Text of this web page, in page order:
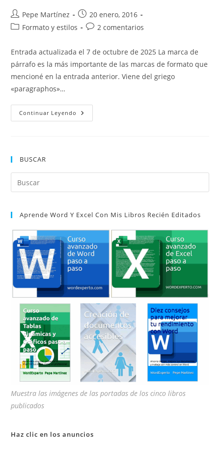
Autor
de
Pepe Martínez
Publicación
de
20 enero, 2016
Categoría
la
entrada:
Formato y estilos
Comentarios
la
entrada:
2 comentarios
Entrada actualizada el 7 de octubre de 2025 La marca de
párrafo es la más importante de las marcas de formato que
mencioné en la entrada anterior. Viene del griego
«paragraphos»…
Continuar Leyendo Marca
De
Qué
BUSCAR
Aprende Word Y Excel Con Mis Libros Recién Editados
Muestra las imágenes de las portadas de los cinco libros
publicados
Haz clic en los anuncios